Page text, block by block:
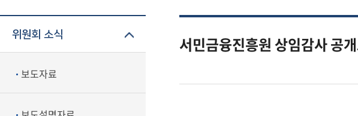
위원회 소식
보도자료
서민금융진흥원 상임감사